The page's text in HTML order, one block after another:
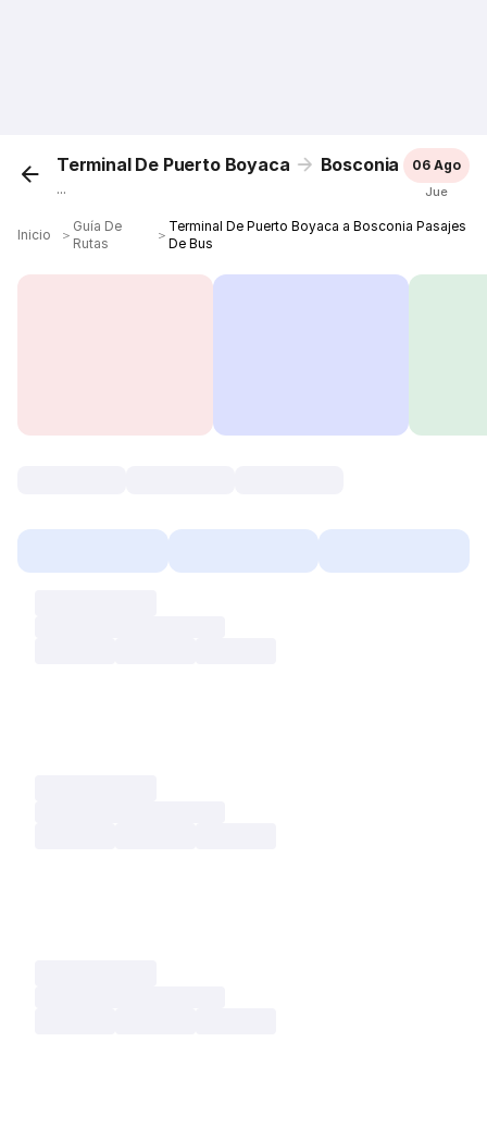
Terminal De Puerto Boyaca Bosconia
...
06 Ago
Jue
Inicio ＞
Guía De
Rutas
＞
Terminal De Puerto Boyaca a Bosconia Pasajes
De Bus